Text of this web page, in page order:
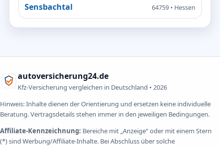
Sensbachtal 64759 • Hessen
autoversicherung24.de
Kfz-Versicherung vergleichen in Deutschland • 2026
Hinweis: Inhalte dienen der Orientierung und ersetzen keine individuelle
Beratung. Vertragsdetails stehen immer in den jeweiligen Bedingungen.
Affiliate-Kennzeichnung: Bereiche mit „Anzeige“ oder mit einem Stern
(*) sind Werbung/Affiliate-Inhalte. Bei Abschluss über solche